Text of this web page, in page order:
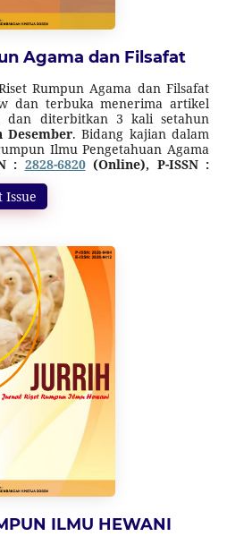
Agama dan Filsafat
Rumpun Agama dan Filsafat
dan terbuka menerima artikel
dan diterbitkan 3 kali setahun
Desember. Bidang kajian dalam
Ilmu Pengetahuan Agama
: 2828-6820(Online), P-ISSN :
5 (Surat Keputusan Direktur
Riset, dan Teknologi Nomor
2 Tahun 2022 sampai Volume
Issue
ILMU HEWANI